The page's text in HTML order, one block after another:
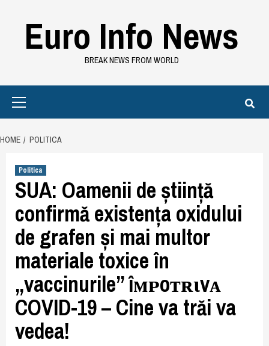
contentEuro Info News
BREAK NEWS FROM WORLD
HOME POLITICA
Politica
SUA: Oamenii de știință
confirmă existența oxidului
de grafen și mai multor
materiale toxice în
„vaccinurile” îмᴘoтʀιvᴀ
COVID-19 – Cine va trăi va
vedea!